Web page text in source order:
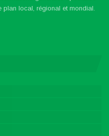
plan local, régional et mondial.